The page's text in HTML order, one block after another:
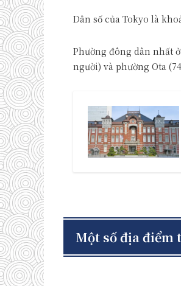
Dân số của Tokyo là
Phường đông dân nhất
người) và phường Ota
Một số địa